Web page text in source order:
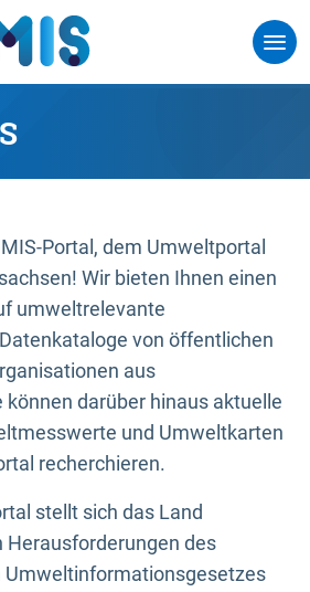
Portal, dem Umweltportal
Wir bieten Ihnen einen
umweltrelevante
von öffentlichen
aus
können darüber hinaus aktuelle
und Umweltkarten
recherchieren.
stellt sich das Land
Herausforderungen des
Umweltinformationsgesetzes